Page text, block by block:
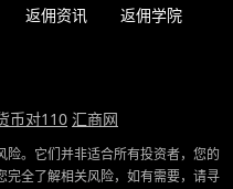
返佣资讯 返佣学院
币对110 汇商网
。它们并非适合所有投资者，您的
全了解相关风险，如有需要，请寻